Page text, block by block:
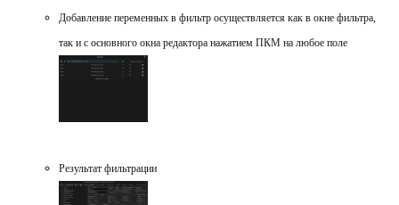
Добавление переменных в фильтр осуществляется как в окне фильтра,
так и с основного окна редактора нажатием ПКМ на любое поле
Результат фильтрации